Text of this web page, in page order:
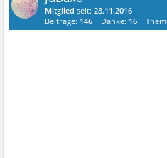
Mitglied seit:28.11.2016
Beiträge: 146 Danke: 16